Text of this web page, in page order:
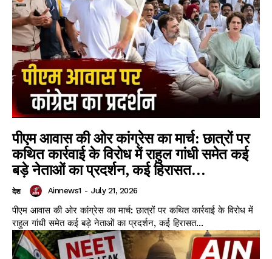
पीएम आवास की ओर कांग्रेस का मार्च: छात्रों पर
कथित कार्रवाई के विरोध में राहुल गांधी समेत कई
बड़े नेताओं का प्रदर्शन, कई हिरासत...
देश Ainnews1 - July 21, 2026
पीएम आवास की ओर कांग्रेस का मार्च: छात्रों पर कथित कार्रवाई के विरोध में
राहुल गांधी समेत कई बड़े नेताओं का प्रदर्शन, कई हिरासत...